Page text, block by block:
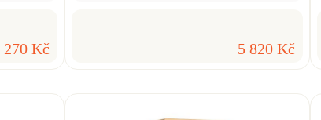
270 Kč 5 820 Kč